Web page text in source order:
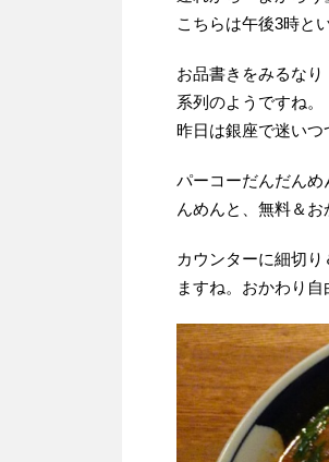
こちらは午後3時と
お品書きをみるな
系列のようですね。
昨日は銀座で迷い
パーコーだんだん
んめんと、無料＆お
カウンターに細切
ますね。おかわり